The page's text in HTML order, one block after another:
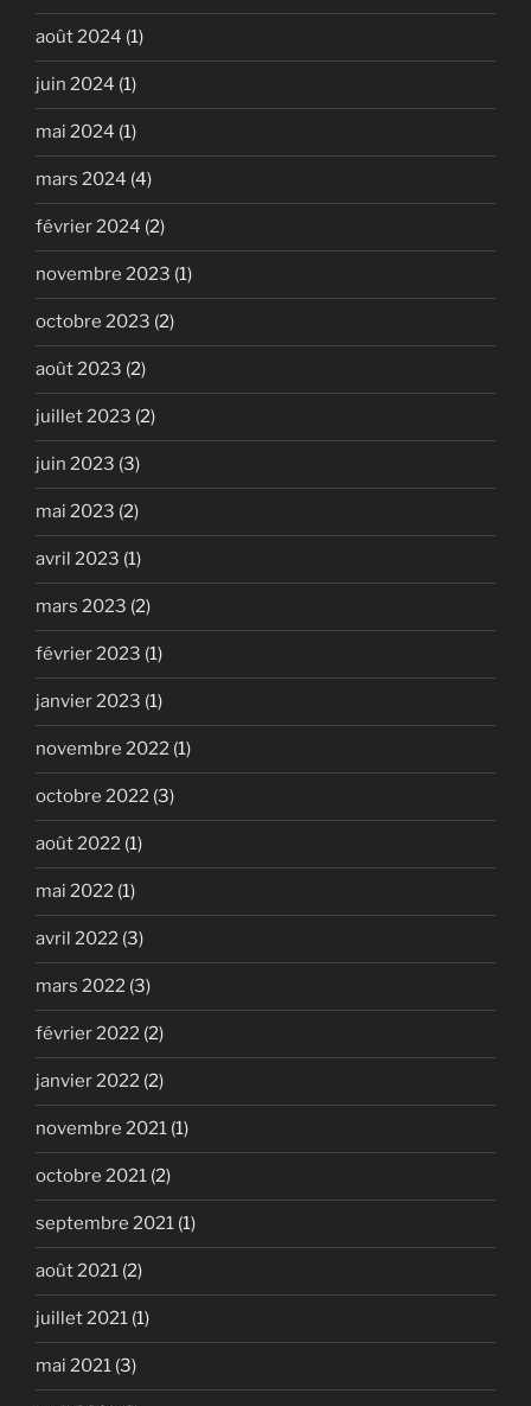
août 2024 (1)
juin 2024 (1)
mai 2024 (1)
mars 2024 (4)
février 2024 (2)
novembre 2023 (1)
octobre 2023 (2)
août 2023 (2)
juillet 2023 (2)
juin 2023 (3)
mai 2023 (2)
avril 2023 (1)
mars 2023 (2)
février 2023 (1)
janvier 2023 (1)
novembre 2022 (1)
octobre 2022 (3)
août 2022 (1)
mai 2022 (1)
avril 2022 (3)
mars 2022 (3)
février 2022 (2)
janvier 2022 (2)
novembre 2021 (1)
octobre 2021 (2)
septembre 2021 (1)
août 2021 (2)
juillet 2021 (1)
mai 2021 (3)